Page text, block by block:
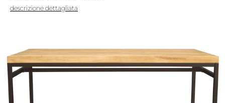
descrizione dettagliata